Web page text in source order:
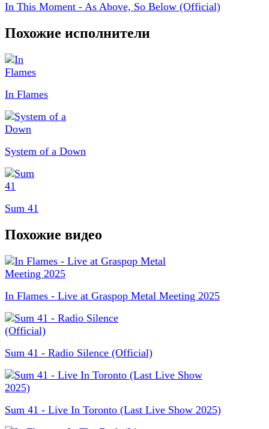
In This Moment - As Above, So Below (Official)
Похожие исполнители
In Flames
System of a Down
Sum 41
Похожие видео
In Flames - Live at Graspop Metal Meeting 2025
Sum 41 - Radio Silence (Official)
Sum 41 - Live In Toronto (Last Live Show 2025)